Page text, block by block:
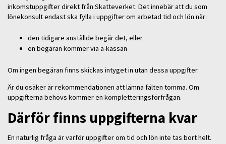
inkomstuppgifter direkt från Skatteverket. Det innebär att du som
lönekonsult endast ska fylla i uppgifter om arbetad tid och lön när:
den tidigare anställde begär det, eller
en begäran kommer via a-kassan
Om ingen begäran finns skickas intyget in utan dessa uppgifter.
Är du osäker är rekommendationen att lämna fälten tomma. Om
uppgifterna behövs kommer en kompletteringsförfrågan.
Därför finns uppgifterna kvar
En naturlig fråga är varför uppgifter om tid och lön inte tas bort helt.